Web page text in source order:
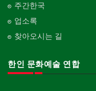
주간한국
업소록
찾아오시는 길
한인 문화예술 연합